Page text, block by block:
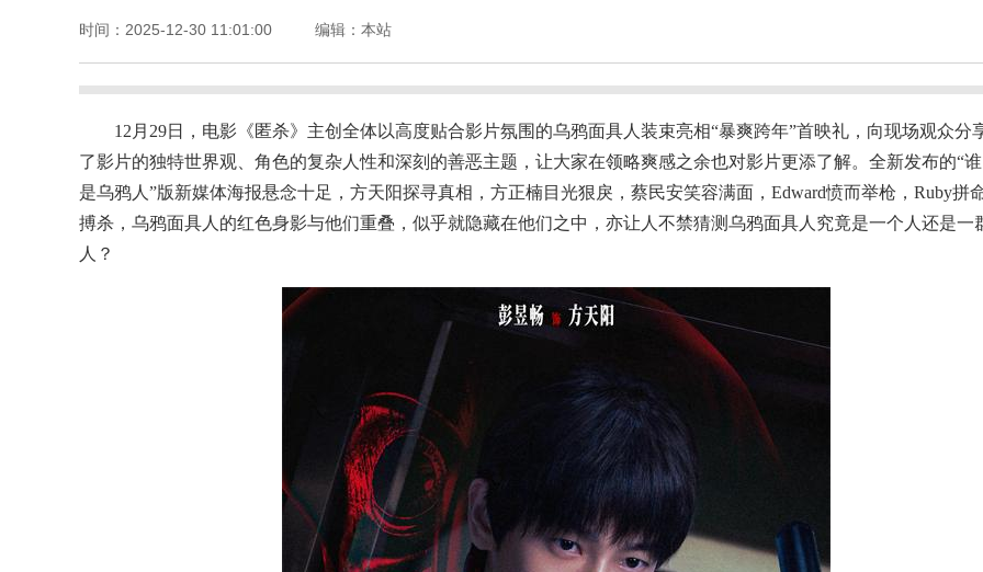
时间： 2025-12-30 11:01:00 编辑： 本站
12月29日，电影《匿杀》主创全体以高度贴合影片氛围的乌鸦面具人装束亮相“暴爽跨年”首映礼，向现场观众分
了影片的独特世界观、角色的复杂人性和深刻的善恶主题，让大家在领略爽感之余也对影片更添了解。全新发布的“谁
是乌鸦人”版新媒体海报悬念十足，方天阳探寻真相，方正楠目光狠戾，蔡民安笑容满面，Edward愤而举枪，Ruby拼
搏杀，乌鸦面具人的红色身影与他们重叠，似乎就隐藏在他们之中，亦让人不禁猜测乌鸦面具人究竟是一个人还是一
人？